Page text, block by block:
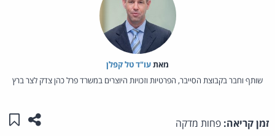
מאת‏עו"ד טל קפלן
שותף וחבר בקבוצת הסייבר, הפרטיות וזכויות היוצרים במשרד פרל כהן צדק לצר ברץ
זמן קריאה: פחות מדקה שתפו